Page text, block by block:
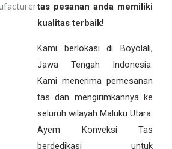
tas pesanan anda memiliki
kualitas terbaik!
Kami berlokasi di Boyolali,
Jawa Tengah Indonesia.
Kami menerima pemesanan
tas dan mengirimkannya ke
seluruh wilayah Maluku Utara.
Ayem Konveksi Tas
berdedikasi untuk